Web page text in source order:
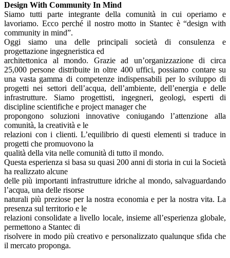
Design With Community In Mind
Siamo tutti parte integrante della comunità in cui operiamo e
lavoriamo. Ecco perché il nostro motto in Stantec è “design with
community in mind”.
Oggi siamo una delle principali società di consulenza e
progettazione ingegneristica ed
architettonica al mondo. Grazie ad un’organizzazione di circa
25,000 persone distribuite in oltre 400 uffici, possiamo contare su
una vasta gamma di competenze indispensabili per lo sviluppo di
progetti nei settori dell’acqua, dell’ambiente, dell’energia e delle
infrastrutture. Siamo progettisti, ingegneri, geologi, esperti di
discipline scientifiche e project manager che
propongono soluzioni innovative coniugando l’attenzione alla
comunità, la creatività e le
relazioni con i clienti. L’equilibrio di questi elementi si traduce in
progetti che promuovono la
qualità della vita nelle comunità di tutto il mondo.
Questa esperienza si basa su quasi 200 anni di storia in cui la Società
ha realizzato alcune
delle più importanti infrastrutture idriche al mondo, salvaguardando
l’acqua, una delle risorse
naturali più preziose per la nostra economia e per la nostra vita. La
presenza sul territorio e le
relazioni consolidate a livello locale, insieme all’esperienza globale,
permettono a Stantec di
risolvere in modo più creativo e personalizzato qualunque sfida che
il mercato proponga.